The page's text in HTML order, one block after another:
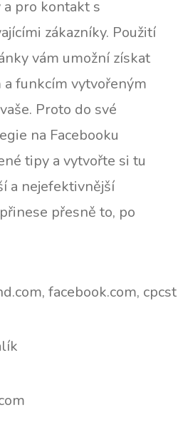
a pro kontakt s
zákazníky. Použití
vám umožní získat
funkcím vytvořeným
Proto do své
na Facebooku
tipy a vytvořte si tu
a nejefektivnější
přesně to, po
facebook.com,